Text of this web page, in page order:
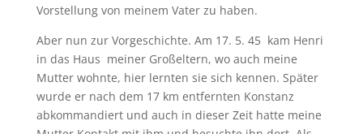
Vorstellung von meinem Vater zu haben.
Aber nun zur Vorgeschichte. Am 17. 5. 45 kam Henri
in das Haus meiner Großeltern, wo auch meine
Mutter wohnte, hier lernten sie sich kennen. Später
wurde er nach dem 17 km entfernten Konstanz
abkommandiert und auch in dieser Zeit hatte meine